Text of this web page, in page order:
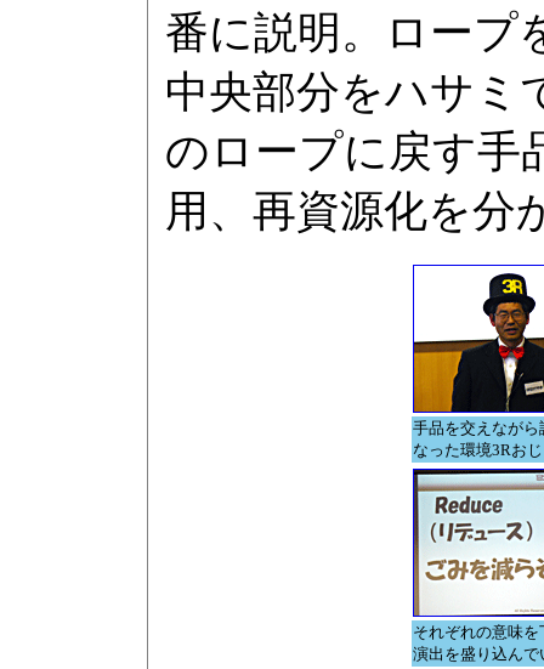
番に説明。ロープ
中央部分をハサミ
のロープに戻す手
用、再資源化を分
手品を交えながら
なった環境3Rお
それぞれの意味
演出を盛り込んで